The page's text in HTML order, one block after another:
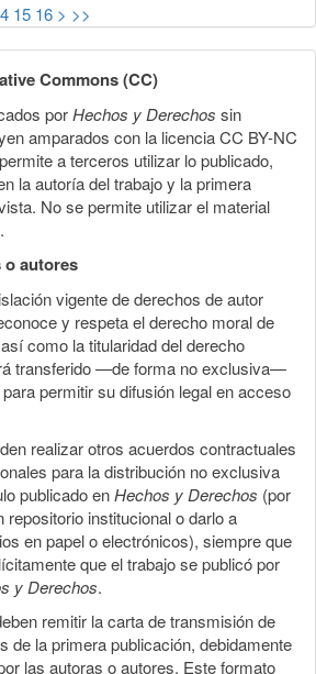
15 16 > >>
Commons (CC)
porHechos y Derechos sin
amparados con la licencia CC BY-NC
a terceros utilizar lo publicado,
la autoría del trabajo y la primera
No se permite utilizar el material
o autores
vigente de derechos de autor
y respeta el derecho moral de
como la titularidad del derecho
transferido —de forma no exclusiva—
para permitir su difusión legal en acceso
realizar otros acuerdos contractuales
para la distribución no exclusiva
publicado enHechos y Derechos (por
repositorio institucional o darlo a
en papel o electrónicos), siempre que
que el trabajo se publicó por
y Derechos.
remitir la carta de transmisión de
de la primera publicación, debidamente
las autoras o autores. Este formato